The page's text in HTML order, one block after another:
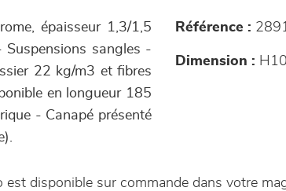
épaisseur 1,3/1,5
sangles -
22 kg/m3 et fibres
en longueur 185
- Canapé présenté
Référence :
Dimension :
disponible sur commande dans votre